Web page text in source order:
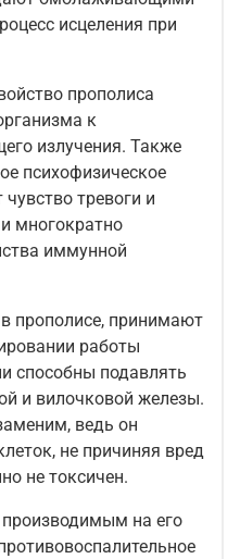
исцеления при
прополиса
к
излучения. Также
психофизическое
чувство тревоги и
и многократно
иммунной
прополисе, принимают
работы
способны подавлять
и вилочковой железы.
ведь он
не причиняя вред
не токсичен.
на его